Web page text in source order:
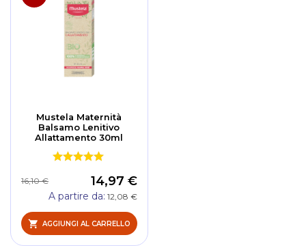
Mustela Maternità
Balsamo Lenitivo
Allattamento 30ml
14,97 €
16,10 €
A partire da 12,08 €
AGGIUNGI AL CARRELLO